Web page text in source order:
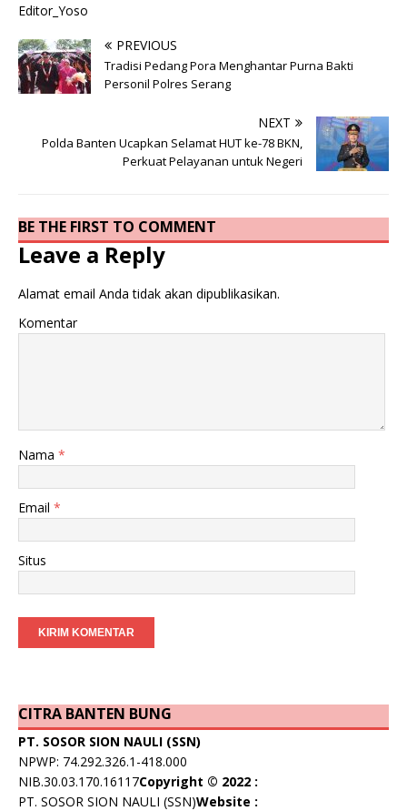
Editor_Yoso
PREVIOUS
Tradisi Pedang Pora Menghantar Purna Bakti
Personil Polres Serang
NEXT
Polda Banten Ucapkan Selamat HUT ke-78 BKN,
Perkuat Pelayanan untuk Negeri
BE THE FIRST TO COMMENT
Leave a Reply
Alamat email Anda tidak akan dipublikasikan.
Komentar
Nama *
Email *
Situs
CITRA BANTEN BUNG
PT. SOSOR SION NAULI (SSN)
NPWP: 74.292.326.1-418.000
NIB.30.03.170.16117Copyright © 2022 :
PT. SOSOR SION NAULI (SSN)Website :